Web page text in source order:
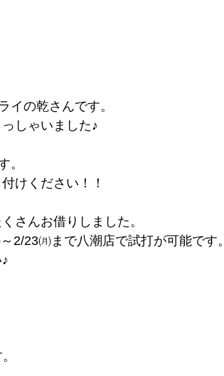
イの乾さんです。
しゃいました♪
。
けください！！
さんお借りしました。
2/23㈪まで八潮店で試打が可能です。